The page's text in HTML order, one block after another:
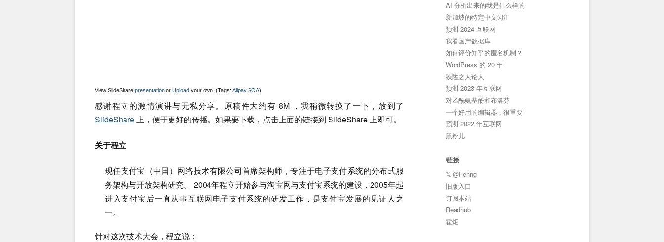
View SlideShare presentation or Upload your own. (Tags: Alipay SOA)
感谢程立的激情演讲与无私分享。原稿件大约有 8M ，我稍微转换了一下，放到了
SlideShare上，便于更好的传播。如果要下载，点击上面的链接到 SlideShare 上即可。
关于程立
现任支付宝（中国）网络技术有限公司首席架构师，专注于电子支付系统的分布式服
务架构与开放架构研究。 2004年程立开始参与淘宝网与支付宝系统的建设，2005年起
进入支付宝后一直从事互联网电子支付系统的研发工作，是支付宝发展的见证人之
一。
针对这次技术大会，程立说：
AI 分析出来的我是什么样的
新加坡的特定中文词汇
预测 2024 互联网
我看国产数据库
如何评价知乎的匿名机制？
WordPress 的 20 年
狹隘之人论人
预测 2023 年互联网
对乙酰氨基酚和布洛芬
一个好用的编辑器，很重要
预测 2022 年互联网
黑粉儿
链接
𝕏 @Fenng
旧版入口
订阅本站
Readhub
霍炬